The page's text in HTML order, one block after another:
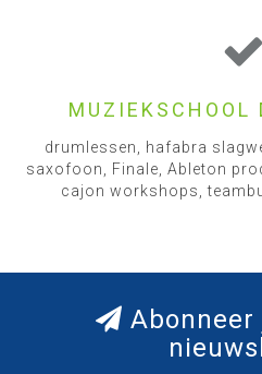
MUZIEKSCHOOL
drumlessen, hafabra
saxofoon, Finale, Ableton
cajon workshops,
Abonneer